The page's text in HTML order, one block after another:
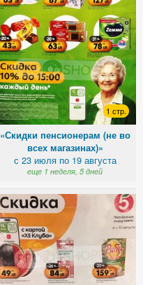
1 стр.
«Скидки пенсионерам (не во
всех магазинах)»
с 23 июля по 19 августа
еще 1 неделя, 5 дней